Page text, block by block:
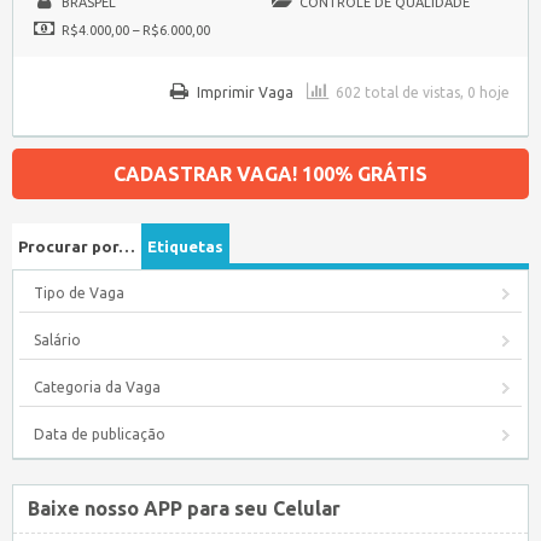
R$4.000,00 – R$6.000,00
602 total de vistas, 0 hoje
Imprimir Vaga
CADASTRAR VAGA! 100% GRÁTIS
Procurar por… Etiquetas
Tipo de Vaga
Salário
Categoria da Vaga
Data de publicação
Baixe nosso APP para seu Celular